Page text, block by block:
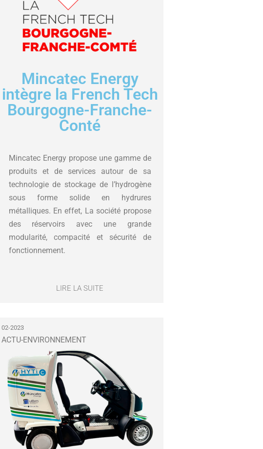
Mincatec Energy
intègre la French Tech
Bourgogne-Franche-
Conté
Mincatec Energy propose une gamme de
produits et de services autour de sa
technologie de stockage de l’hydrogène
sous forme solide en hydrures
métalliques. En effet, La société propose
des réservoirs avec une grande
modularité, compacité et sécurité de
fonctionnement.
LIRE LA SUITE
02-2023
ACTU-ENVIRONNEMENT